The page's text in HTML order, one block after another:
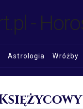
Astrologia Wróżby